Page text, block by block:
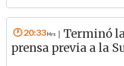
20:33
Terminó
prensa previa a la